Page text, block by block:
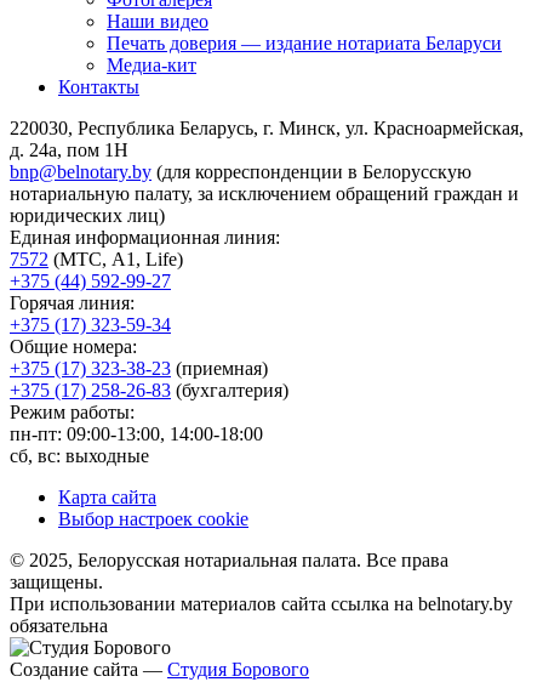
Наши видео
Печать доверия — издание нотариата Беларуси
Медиа-кит
Контакты
220030, Республика Беларусь, г. Минск, ул. Красноармейская,
д. 24а, пом 1Н
bnp@belnotary.by (для корреспонденции в Белорусскую
нотариальную палату, за исключением обращений граждан и
юридических лиц)
Единая информационная линия:
7572 (МТС, A1, Life)
+375 (44) 592-99-27
Горячая линия:
+375 (17) 323-59-34
Общие номера:
+375 (17) 323-38-23 (приемная)
+375 (17) 258-26-83 (бухгалтерия)
Режим работы:
пн-пт: 09:00-13:00, 14:00-18:00
сб, вс: выходные
Карта сайта
Выбор настроек cookie
© 2025, Белорусская нотариальная палата. Все права
защищены.
При использовании материалов сайта ссылка на belnotary.by
обязательна
Создание сайта — Студия Борового